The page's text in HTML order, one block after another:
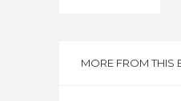
MORE FROM THIS